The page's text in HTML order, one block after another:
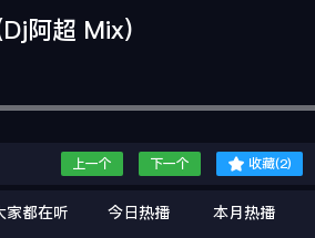
阿超 Mix)
上一个 下一个  收藏(2)
家都在听 今日热播 本月热播